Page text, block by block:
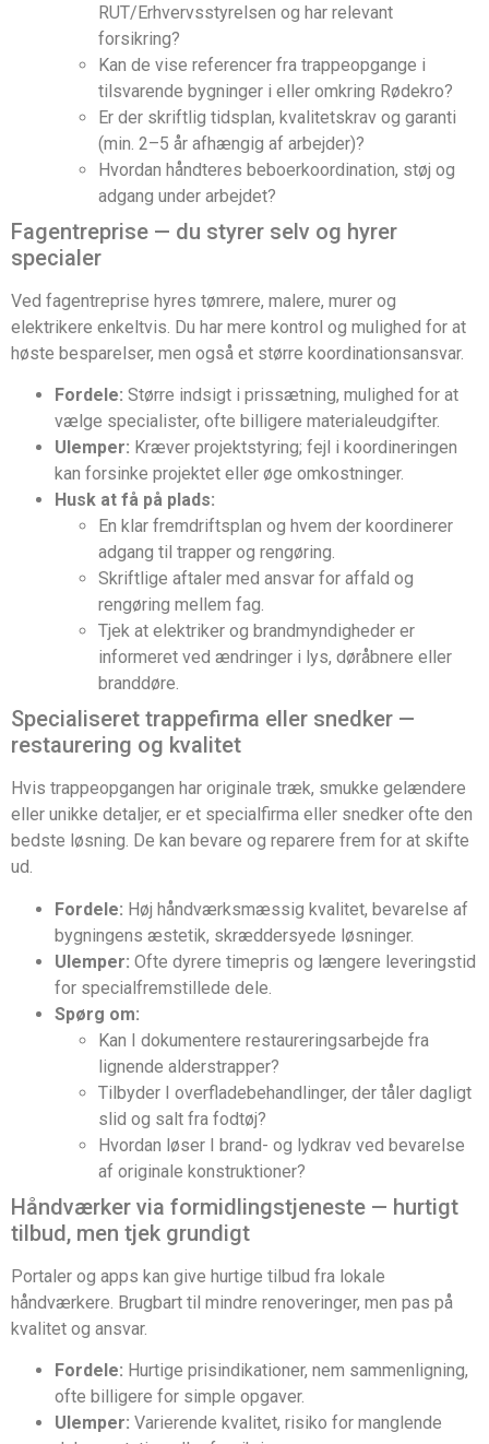
RUT/Erhvervsstyrelsen og har relevant
forsikring?
Kan de vise referencer fra trappeopgange i
tilsvarende bygninger i eller omkring Rødekro?
Er der skriftlig tidsplan, kvalitetskrav og garanti
(min. 2–5 år afhængig af arbejder)?
Hvordan håndteres beboerkoordination, støj og
adgang under arbejdet?
Fagentreprise — du styrer selv og hyrer
specialer
Ved fagentreprise hyres tømrere, malere, murer og
elektrikere enkeltvis. Du har mere kontrol og mulighed for at
høste besparelser, men også et større koordinationsansvar.
Fordele: Større indsigt i prissætning, mulighed for at
vælge specialister, ofte billigere materialeudgifter.
Ulemper: Kræver projektstyring; fejl i koordineringen
kan forsinke projektet eller øge omkostninger.
Husk at få på plads:
En klar fremdriftsplan og hvem der koordinerer
adgang til trapper og rengøring.
Skriftlige aftaler med ansvar for affald og
rengøring mellem fag.
Tjek at elektriker og brandmyndigheder er
informeret ved ændringer i lys, døråbnere eller
branddøre.
Specialiseret trappefirma eller snedker —
restaurering og kvalitet
Hvis trappeopgangen har originale træk, smukke gelændere
eller unikke detaljer, er et specialfirma eller snedker ofte den
bedste løsning. De kan bevare og reparere frem for at skifte
ud.
Fordele: Høj håndværksmæssig kvalitet, bevarelse af
bygningens æstetik, skræddersyede løsninger.
Ulemper: Ofte dyrere timepris og længere leveringstid
for specialfremstillede dele.
Spørg om:
Kan I dokumentere restaureringsarbejde fra
lignende alderstrapper?
Tilbyder I overfladebehandlinger, der tåler dagligt
slid og salt fra fodtøj?
Hvordan løser I brand- og lydkrav ved bevarelse
af originale konstruktioner?
Håndværker via formidlingstjeneste — hurtigt
tilbud, men tjek grundigt
Portaler og apps kan give hurtige tilbud fra lokale
håndværkere. Brugbart til mindre renoveringer, men pas på
kvalitet og ansvar.
Fordele: Hurtige prisindikationer, nem sammenligning,
ofte billigere for simple opgaver.
Ulemper: Varierende kvalitet, risiko for manglende